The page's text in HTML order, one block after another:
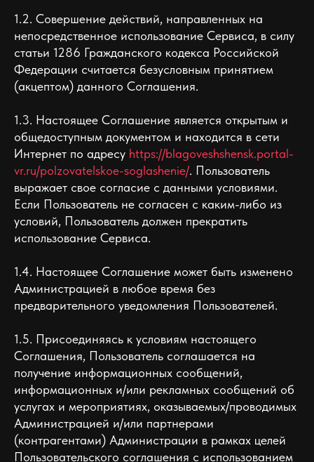
1.2. Совершение действий, направленных на
непосредственное использование Сервиса, в силу
статьи 1286 Гражданского кодекса Российской
Федерации считается безусловным принятием
(акцептом) данного Соглашения.
1.3. Настоящее Соглашение является открытым и
общедоступным документом и находится в сети
Интернет по адресу https://blagoveshshensk.portal-
vr.ru/polzovatelskoe-soglashenie/. Пользователь
выражает свое согласие с данными условиями.
Если Пользователь не согласен с каким-либо из
условий, Пользователь должен прекратить
использование Сервиса.
1.4. Настоящее Соглашение может быть изменено
Администрацией в любое время без
предварительного уведомления Пользователей.
1.5. Присоединяясь к условиям настоящего
Соглашения, Пользователь соглашается на
получение информационных сообщений,
информационных и/или рекламных сообщений об
услугах и мероприятиях, оказываемых/проводимых
Администрацией и/или партнерами
(контрагентами) Администрации в рамках целей
Пользовательского соглашения c использованием